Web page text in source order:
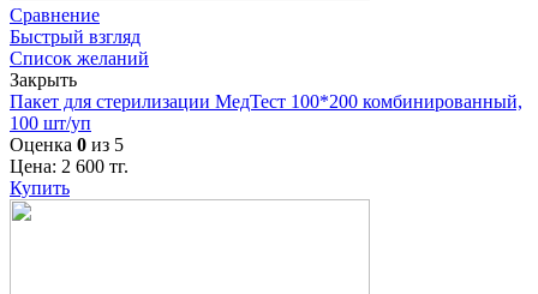
Сравнение
Быстрый взгляд
Список желаний
Закрыть
Пакет для стерилизации МедТест 100*200 комбинированный,
100 шт/уп
Оценка 0 из 5
Цена: 2 600 тг.
Купить